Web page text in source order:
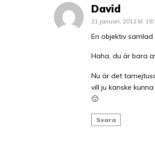
David
21 januari, 2012 kl.
En objektiv
Haha, du är bara
Nu är det
vill ju kanske
🙂
Svara